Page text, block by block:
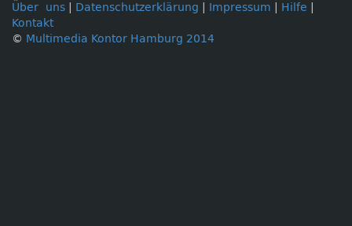
Über uns Datenschutzerklärung Impressum Hilfe
Kontakt
© Multimedia Kontor Hamburg 2014